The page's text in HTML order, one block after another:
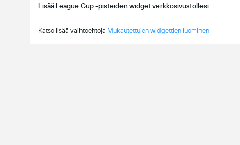
Lisää League Cup -pisteiden widget verkkosivustollesi
Katso lisää vaihtoehtoja Mukautettujen widgettien luominen